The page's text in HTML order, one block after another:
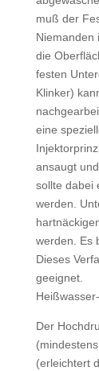
muß der
Niemanden
die
festen
Klinker)
eine
ansaugt
sollte dabei
werden.
werden. Es
Dieses
geeignet.
Der
(erleichtert